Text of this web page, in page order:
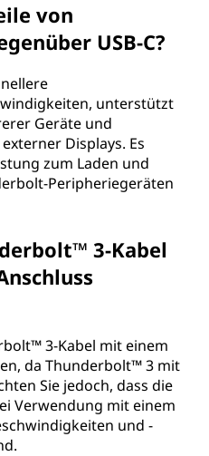
von
USB-C?
unterstützt
Geräte und
Displays. Es
zum Laden und
Peripheriegeräten
3-Kabel
3-Kabel mit einem
da Thunderbolt™ 3 mit
Sie jedoch, dass die
Verwendung mit einem
und -